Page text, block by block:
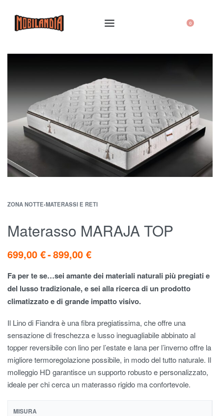
0
ZONA NOTTE›MATERASSI E RETI
Materasso MARAJA TOP
699,00 € 899,00 €
Fa per te se…sei amante dei materiali naturali più pregiati e
del lusso tradizionale, e sei alla ricerca di un prodotto
climatizzato e di grande impatto visivo.
Il Linodi Fiandraè unafibrapregiatissima, cheoffre una
sensazionedifreschezzae lusso ineguagliabileabbinatoal
topper reversibilecon linoper l’estatee lanaper l’invernooffre la
miglioretermoregolazionepossibile, in mododeltutto naturale. Il
molleggio HD garantisce unsupporto robustoepersonalizzato,
idealeperchicerca un materasso rigido maconfortevole.
MISURA